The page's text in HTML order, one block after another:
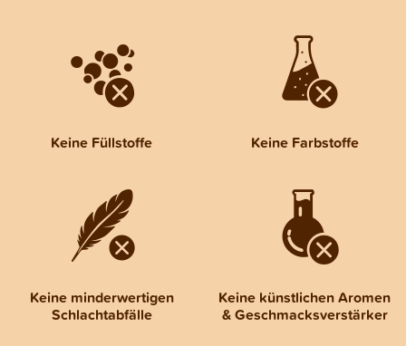
Keine Füllstoffe Keine Farbstoffe
Keine minderwertigen
Schlachtabfälle
Keine künstlichen Aromen
& Geschmacksverstärker